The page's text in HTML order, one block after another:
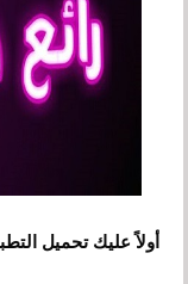
أولاً عليك تحميل